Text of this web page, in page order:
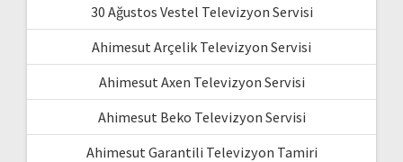
30 Ağustos Vestel Televizyon Servisi
Ahimesut Arçelik Televizyon Servisi
Ahimesut Axen Televizyon Servisi
Ahimesut Beko Televizyon Servisi
Ahimesut Garantili Televizyon Tamiri